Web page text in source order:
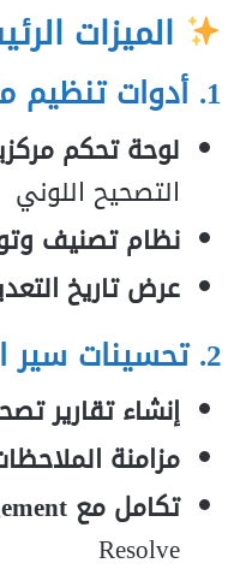
الميزات
1. أدوات تنظيم متقدمة
لوحة تحكم
التصحيح اللوني
نظام تصنيف
عرض تاريخ
2. تحسينات سير العمل
إنشاء تقارير
مزامنة
تكامل مع Color Management
Resolve